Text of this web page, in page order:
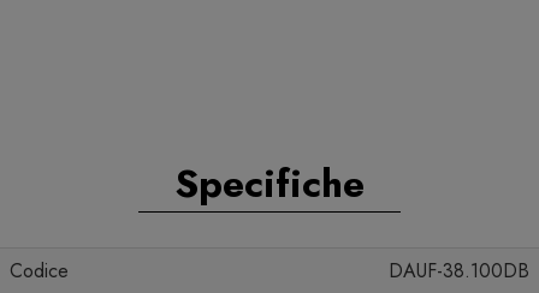
Specifiche
Codice
DAUF-38.100DB